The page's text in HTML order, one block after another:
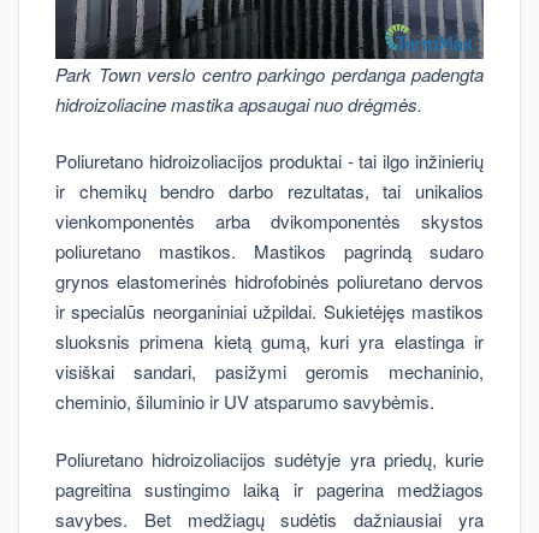
Park Town verslo centro parkingo perdanga padengta
hidroizoliacine mastika apsaugai nuo drėgmės.
Poliuretano hidroizoliacijos produktai - tai ilgo inžinierių
ir chemikų bendro darbo rezultatas, tai unikalios
vienkomponentės arba dvikomponentės skystos
poliuretano mastikos. Mastikos pagrindą sudaro
grynos elastomerinės hidrofobinės poliuretano dervos
ir specialūs neorganiniai užpildai. Sukietėjęs mastikos
sluoksnis primena kietą gumą, kuri yra elastinga ir
visiškai sandari, pasižymi geromis mechaninio,
cheminio, šiluminio ir UV atsparumo savybėmis.
Poliuretano hidroizoliacijos sudėtyje yra priedų, kurie
pagreitina sustingimo laiką ir pagerina medžiagos
savybes. Bet medžiagų sudėtis dažniausiai yra